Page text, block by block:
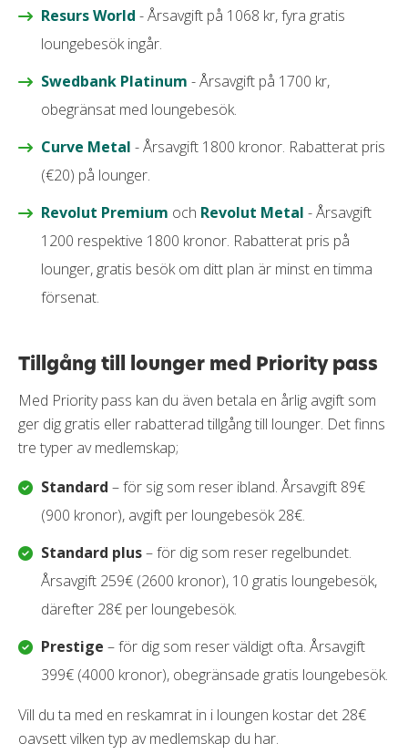
Resurs World - Årsavgift på 1068 kr, fyra gratis
loungebesök ingår.
Swedbank Platinum - Årsavgift på 1700 kr,
obegränsat med loungebesök.
Curve Metal - Årsavgift 1800 kronor. Rabatterat pris
(€20) på lounger.
Revolut Premium och Revolut Metal - Årsavgift
1200 respektive 1800 kronor. Rabatterat pris på
lounger, gratis besök om ditt plan är minst en timma
försenat.
Tillgång till lounger med Priority pass
Med Priority pass kan du även betala en årlig avgift som
ger dig gratis eller rabatterad tillgång till lounger. Det finns
tre typer av medlemskap;
Standard – för sig som reser ibland. Årsavgift 89€
(900 kronor), avgift per loungebesök 28€.
Standard plus– för dig som reser regelbundet.
Årsavgift 259€ (2600 kronor), 10 gratis loungebesök,
därefter 28€ per loungebesök.
Prestige – för dig som reser väldigt ofta. Årsavgift
399€ (4000 kronor), obegränsade gratis loungebesök.
Vill du ta med en reskamrat in i loungen kostar det 28€
oavsett vilken typ av medlemskap du har.